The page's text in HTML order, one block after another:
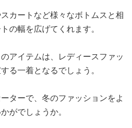
カートなど様々なボトムスと相
の幅を広げてくれます。
アイテムは、レディースファッ
る一着となるでしょう。
ターで、冬のファッションをよ
がでしょうか。